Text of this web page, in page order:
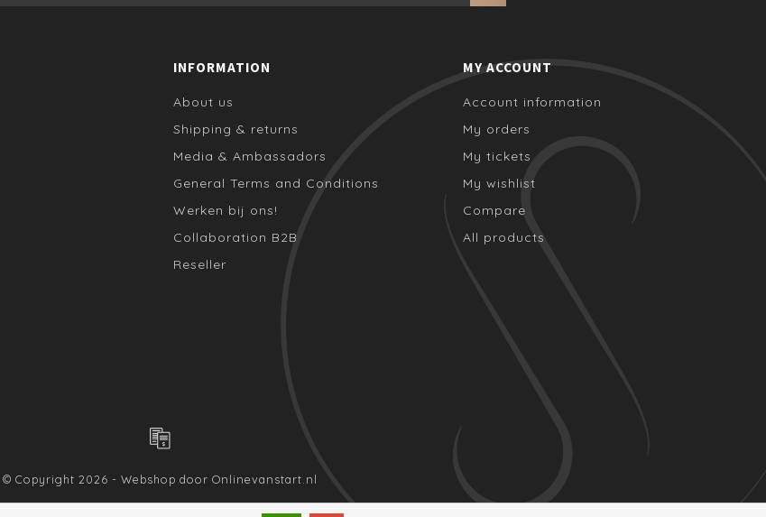
INFORMATION
About us
Shipping & returns
Media & Ambassadors
General Terms and Conditions
Werken bij ons!
Collaboration B2B
Reseller
MY ACCOUNT
Account information
My orders
My tickets
My wishlist
Compare
All products
© Copyright 2026 - Webshop door Onlinevanstart.nl